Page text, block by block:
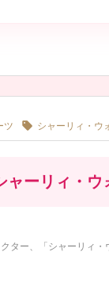
ツ  シャーリィ・ウ
ャーリィ・ウ
ター、「シャーリィ